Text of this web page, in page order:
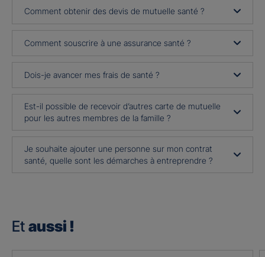
Comment obtenir des devis de mutuelle santé ?
Comment souscrire à une assurance santé ?
Dois-je avancer mes frais de santé ?
Est-il possible de recevoir d’autres carte de mutuelle
pour les autres membres de la famille ?
Je souhaite ajouter une personne sur mon contrat
santé, quelle sont les démarches à entreprendre ?
Et aussi !